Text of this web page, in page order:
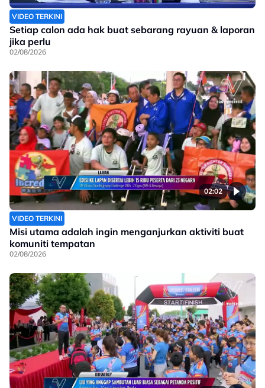
VIDEO TERKINI
Setiap calon ada hak buat sebarang rayuan & laporan
jika perlu
02/08/2026
02:02
VIDEO TERKINI
Misi utama adalah ingin menganjurkan aktiviti buat
komuniti tempatan
02/08/2026